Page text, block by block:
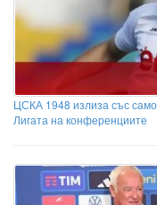
ЦСКА 1948 излиза със
Лигата на конференциите